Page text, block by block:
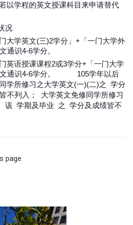
以学程的英文授课科目来申请替代
况
大学英文(三)2学分」+「一门大学外
通识4-6学分。
英语授课课程2或3学分+「一门大学
通识4-6学分。
105学年以后
学所修习之大学英文(一)(二)之 学分
皆不列入；
大学英文免修同学所修习
该 学期及毕业 之 学分及成绩皆不
page